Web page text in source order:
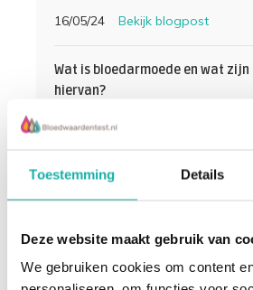
Toestemming Details
Deze website maakt gebruik van
We gebruiken cookies om content
16/05/24 Bekijk blogpost
Wat is bloedarmoede en wat zijn
hiervan?
Alles wat je moet weten over de
Test van Bloedwaardentest
Wat is calcium en waar is het